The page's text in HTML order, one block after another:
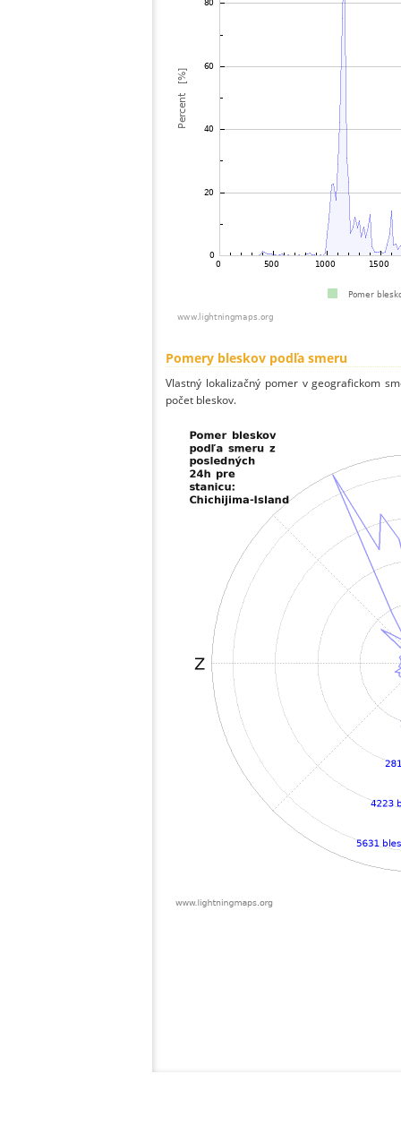
Pomery bleskov podľa smeru
Vlastný lokalizačný pomer v geografickom
počet bleskov.